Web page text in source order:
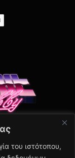
του ιστότοπου,